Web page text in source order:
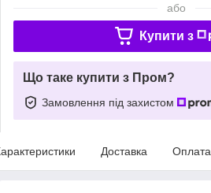
або
Купити з
Що таке купити з Пром?
Замовлення під захистом
Доставка Оплата